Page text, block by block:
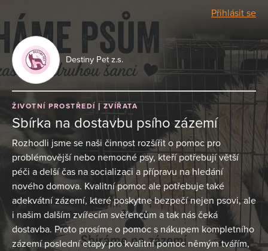
Přihlásit se
Destiny Pet z.s.
ŽIVOTNÍ PROSTŘEDÍ ZVÍŘATA
Sbírka na dostavbu psího zázemí
Rozhodli jsme se naši činnost rozšířit o pomoc pro
problémovější nebo nemocné psy, kteří potřebují větší
péči a delší čas na socializaci a přípravu na hledání
nového domova. Kvalitní pomoc ale potřebuje také
adekvátní zázemí, které poskytne bezpečí nejen psovi, ale
i našim dalším zvířecím svěřencům a tak nás čeká
dostavba. Proto prosíme o pomoc s nákupem kompletního
zázemí poslední etapy pro kvalitní pomoc němým tvářím,